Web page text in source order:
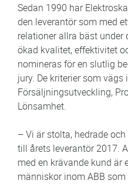
Sedan 1990 har
den leverantör som med
relationer allra bäst
ökad kvalitet, effektivitet
nomineras för en slutlig
jury. De kriterier som
Försäljningsutveckling,
Lönsamhet.
– Vi är stolta, hedrade
till årets leverantör 2017.
med en krävande kund är
människor inom ABB